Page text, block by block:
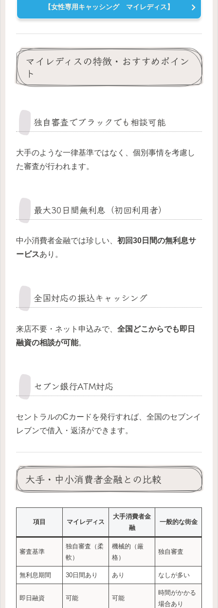
【女性専用キャッシング マイレディス】
マイレディスの特徴・おすすめポイン
ト
独自審査でブラックでも相談可能
大手のような一律基準ではなく、個別事情を考慮し
た審査が行われます。
最大30日間無利息（初回利用者）
中小消費者金融では珍しい、 初回30日間の無利息サ
ービスあり。
全国対応の振込キャッシング
来店不要・ネット申込みで、 全国どこからでも即日
融資の相談が可能。
セブン銀行ATM対応
セントラルのCカードを発行すれば、全国のセブンイ
レブンで借入・返済ができます。
大手・中小消費者金融との比較
項目 マイレディス
大手消費者金
融
一般的な街金
審査基準
独自審査（柔
軟）
機械的（厳
格）
独自審査
無利息期間 30日間あり あり なしが多い
即日融資 可能 可能
時間がかかる
場合あり